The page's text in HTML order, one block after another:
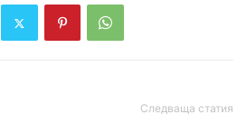
Следваща статия